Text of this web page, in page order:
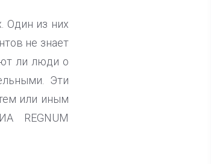
Один из них
не знает
ли люди о
Эти
или иным
REGNUM